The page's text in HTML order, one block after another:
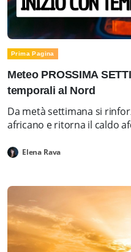
Prima Pagina
Meteo PROSSIMA
temporali al Nord
Da metà settimana si
africano e ritorna il caldo
Elena Rava